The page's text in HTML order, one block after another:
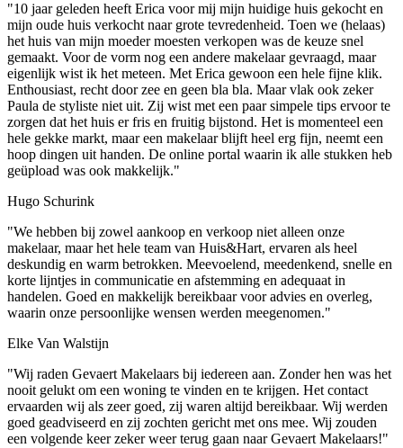
"10 jaar geleden heeft Erica voor mij mijn huidige huis gekocht en
mijn oude huis verkocht naar grote tevredenheid. Toen we (helaas)
het huis van mijn moeder moesten verkopen was de keuze snel
gemaakt. Voor de vorm nog een andere makelaar gevraagd, maar
eigenlijk wist ik het meteen. Met Erica gewoon een hele fijne klik.
Enthousiast, recht door zee en geen bla bla. Maar vlak ook zeker
Paula de styliste niet uit. Zij wist met een paar simpele tips ervoor te
zorgen dat het huis er fris en fruitig bijstond. Het is momenteel een
hele gekke markt, maar een makelaar blijft heel erg fijn, neemt een
hoop dingen uit handen. De online portal waarin ik alle stukken heb
geüpload was ook makkelijk."
Hugo Schurink
"We hebben bij zowel aankoop en verkoop niet alleen onze
makelaar, maar het hele team van Huis&Hart, ervaren als heel
deskundig en warm betrokken. Meevoelend, meedenkend, snelle en
korte lijntjes in communicatie en afstemming en adequaat in
handelen. Goed en makkelijk bereikbaar voor advies en overleg,
waarin onze persoonlijke wensen werden meegenomen."
Elke Van Walstijn
"Wij raden Gevaert Makelaars bij iedereen aan. Zonder hen was het
nooit gelukt om een woning te vinden en te krijgen. Het contact
ervaarden wij als zeer goed, zij waren altijd bereikbaar. Wij werden
goed geadviseerd en zij zochten gericht met ons mee. Wij zouden
een volgende keer zeker weer terug gaan naar Gevaert Makelaars!"